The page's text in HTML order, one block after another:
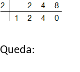
Queda: